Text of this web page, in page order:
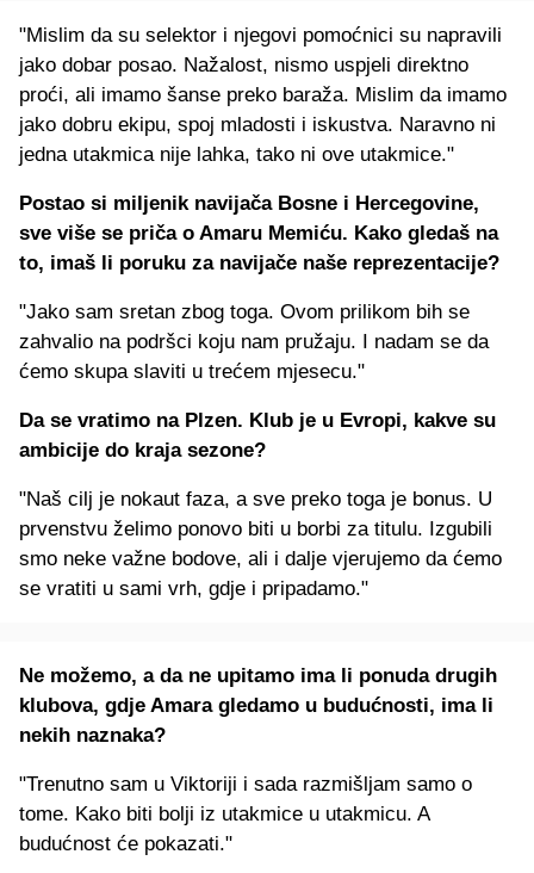
"Mislim da su selektor i njegovi pomoćnici su napravili
jako dobar posao. Nažalost, nismo uspjeli direktno
proći, ali imamo šanse preko baraža. Mislim da imamo
jako dobru ekipu, spoj mladosti i iskustva. Naravno ni
jedna utakmica nije lahka, tako ni ove utakmice."
Postao si miljenik navijača Bosne i Hercegovine,
sve više se priča o Amaru Memiću. Kako gledaš na
to, imaš li poruku za navijače naše reprezentacije?
"Jako sam sretan zbog toga. Ovom prilikom bih se
zahvalio na podršci koju nam pružaju. I nadam se da
ćemo skupa slaviti u trećem mjesecu."
Da se vratimo na Plzen. Klub je u Evropi, kakve su
ambicije do kraja sezone?
"Naš cilj je nokaut faza, a sve preko toga je bonus. U
prvenstvu želimo ponovo biti u borbi za titulu. Izgubili
smo neke važne bodove, ali i dalje vjerujemo da ćemo
se vratiti u sami vrh, gdje i pripadamo."
Ne možemo, a da ne upitamo ima li ponuda drugih
klubova, gdje Amara gledamo u budućnosti, ima li
nekih naznaka?
"Trenutno sam u Viktoriji i sada razmišljam samo o
tome. Kako biti bolji iz utakmice u utakmicu. A
budućnost će pokazati."